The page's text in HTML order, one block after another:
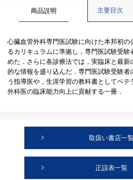
商品説明 主要目次
心臓血管外科専門医試験に向けた本邦初の
るカリキュラムに準拠し，専門医試験受験
めた．さらに各診療法では，実臨床と最
的な情報を盛り込んだ．専門医試験受験者
う指導医や，生涯学習の教科書としてベ
外科医の臨床能力向上に貢献する一冊．
取扱い書店一覧
正誤表一覧